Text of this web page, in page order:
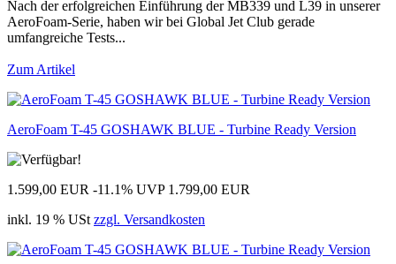
Nach der erfolgreichen Einführung der MB339 und L39 in unserer
AeroFoam-Serie, haben wir bei Global Jet Club gerade
umfangreiche Tests...
Zum Artikel
AeroFoam T-45 GOSHAWK BLUE - Turbine Ready Version
1.599,00 EUR -11.1% UVP 1.799,00 EUR
inkl. 19 % USt zzgl. Versandkosten